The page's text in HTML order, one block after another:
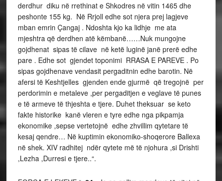
derdhur diku në rrethinat e Shkodres në vitin 1465 dhe
peshonte 155 kg. Në Rrjoll edhe sot njera prej lagjeve
mban emrin Çangaj . Ndoshta kjo ka lidhje me ata
mjeshtra që derdhen atë këmbanë……Nuk mungojne
gojdhenat sipas të cilave në ketë luginë janë prerë edhe
pare . Edhe sot gjendet toponimi RRASA E PAREVE . Po
sipas gojdhenave vendasit pergaditnin edhe barotin. Në
afersi të Keshtjelles gjenden ende gjurmë që tregojnë per
perdorimin e metaleve ,per pergaditjen e veglave të punes
e të armeve të thjeshta e tjere. Duhet theksuar se keto
fakte historike kanë vleren e tyre edhe nga pikpamja
ekonomike ,sepse vertetojnë edhe zhvillim qytetare të
kesaj qendre… Në kuptimin ekonomiko-shoqerore Ballexa
në shek. XIV radhitej ndër qytete më të njohura ,si Drishti
,Lezha ,Durresi e tjere..“.